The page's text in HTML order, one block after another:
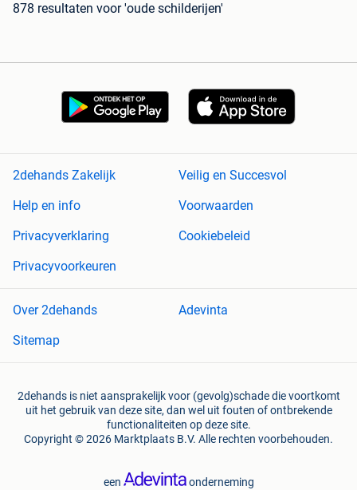
878 resultaten voor 'oude schilderijen'
2dehands Zakelijk
Veilig en Succesvol
Help en info
Voorwaarden
Privacyverklaring
Cookiebeleid
Privacyvoorkeuren
Over 2dehands
Adevinta
Sitemap
2dehands is niet aansprakelijk voor (gevolg)schade die voortkomt
uit het gebruik van deze site, dan wel uit fouten of ontbrekende
functionaliteiten op deze site.
Copyright © 2026 Marktplaats B.V. Alle rechten voorbehouden.
een onderneming